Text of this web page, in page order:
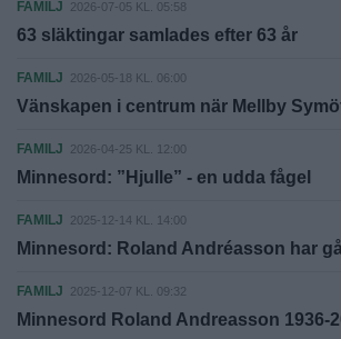
FAMILJ 2026-07-05 KL. 05:58
63 släktingar samlades efter 63 år
FAMILJ 2026-05-18 KL. 06:00
Vänskapen i centrum när Mellby
FAMILJ 2026-04-25 KL. 12:00
Minnesord: ”Hjulle” - en udda fågel
FAMILJ 2025-12-14 KL. 14:00
Minnesord: Roland Andréasson har
FAMILJ 2025-12-07 KL. 09:32
Minnesord Roland Andreasson 1936-